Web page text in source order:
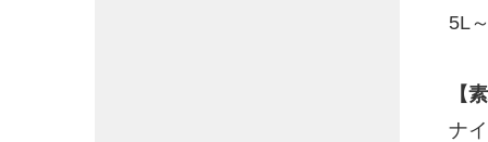
5L
【
ナ